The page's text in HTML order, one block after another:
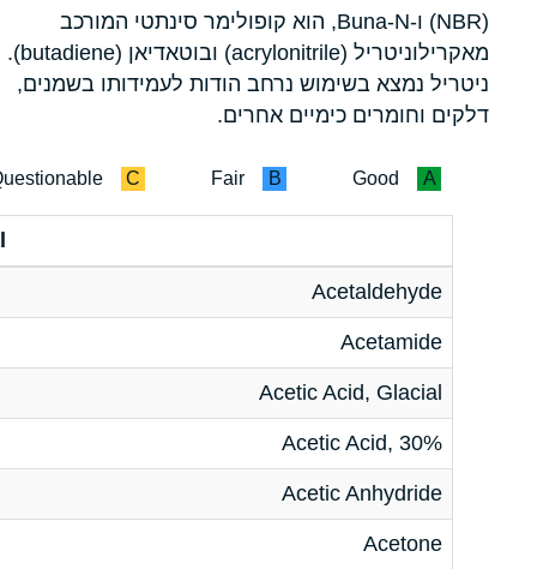
(NBR) ו-Buna-N, הוא קופולימר סינתטי המורכב
מאקרילוניטריל (acrylonitrile) ובוטאדיאן (butadiene).
ניטריל נמצא בשימוש נרחב הודות לעמידותו בשמנים,
דלקים וחומרים כימיים אחרים.
A
Good
B
Fair
C
Acetaldehyde
Acetamide
Acetic Acid, Glacial
Acetic Acid, 30%
Acetic Anhydride
Acetone